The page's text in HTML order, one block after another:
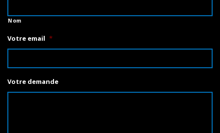
Nom
Votre email *
Votre demande